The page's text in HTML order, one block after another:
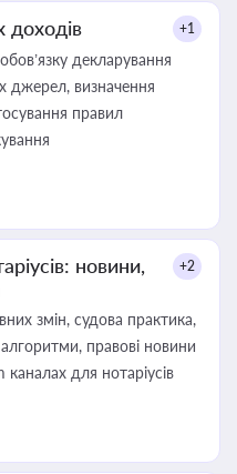
доходів +1
декларування
джерел, визначення
правил
новини,
+2
змін, судова практика,
правові новини
для нотаріусів